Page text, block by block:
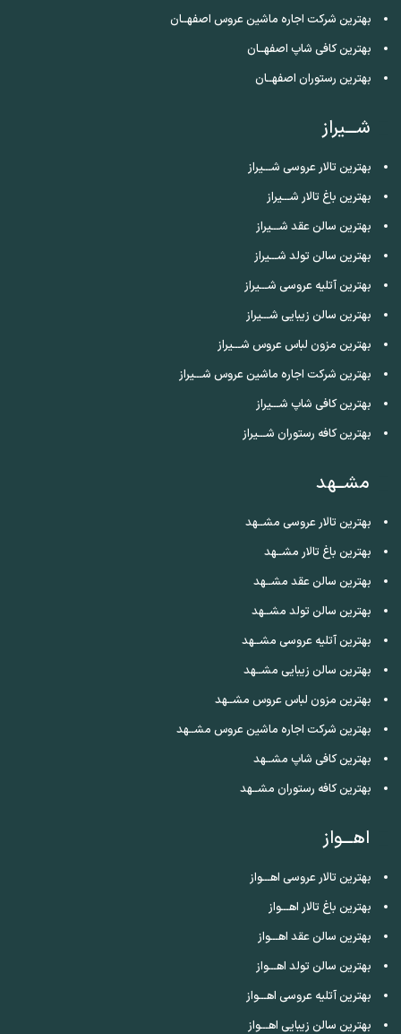
بهترین شرکت اجاره ماشین عروس اصفهــان
بهترین کافی شاپ اصفهــان
بهترین رستوران اصفهــان
شـــیراز
بهترین تالار عروسی شـــیراز
بهترین باغ تالار شـــیراز
بهترین سالن عقد شـــیراز
بهترین سالن تولد شـــیراز
بهترین آتلیه عروسی شـــیراز
بهترین سالن زیبایی شـــیراز
بهترین مزون لباس عروس شـــیراز
بهترین شرکت اجاره ماشین عروس شـــیراز
بهترین کافی شاپ شـــیراز
بهترین کافه رستوران شـــیراز
مشــهد
بهترین تالار عروسی مشــهد
بهترین باغ تالار مشــهد
بهترین سالن عقد مشــهد
بهترین سالن تولد مشــهد
بهترین آتلیه عروسی مشــهد
بهترین سالن زیبایی مشــهد
بهترین مزون لباس عروس مشــهد
بهترین شرکت اجاره ماشین عروس مشــهد
بهترین کافی شاپ مشــهد
بهترین کافه رستوران مشــهد
اهـــواز
بهترین تالار عروسی اهـــواز
بهترین باغ تالار اهـــواز
بهترین سالن عقد اهـــواز
بهترین سالن تولد اهـــواز
بهترین آتلیه عروسی اهـــواز
بهترین سالن زیبایی اهـــواز